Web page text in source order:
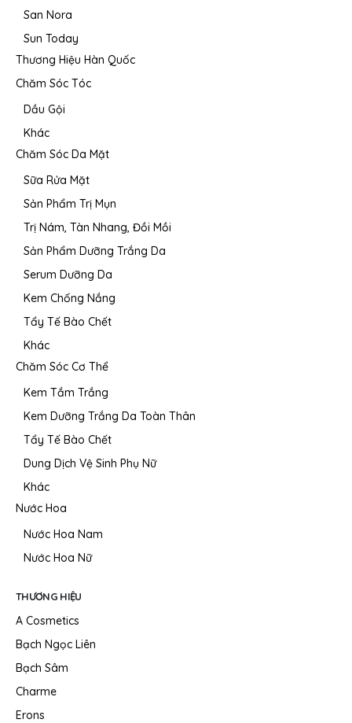
San Nora
Sun Today
Thương Hiệu Hàn Quốc
Chăm Sóc Tóc
Dầu Gội
Khác
Chăm Sóc Da Mặt
Sữa Rửa Mặt
Sản Phẩm Trị Mụn
Trị Nám, Tàn Nhang, Đồi Mồi
Sản Phẩm Dưỡng Trắng Da
Serum Dưỡng Da
Kem Chống Nắng
Tẩy Tế Bào Chết
Khác
Chăm Sóc Cơ Thể
Kem Tắm Trắng
Kem Dưỡng Trắng Da Toàn Thân
Tẩy Tế Bào Chết
Dung Dịch Vệ Sinh Phụ Nữ
Khác
Nước Hoa
Nước Hoa Nam
Nước Hoa Nữ
THƯƠNG HIỆU
A Cosmetics
Bạch Ngọc Liên
Bạch Sâm
Charme
Erons